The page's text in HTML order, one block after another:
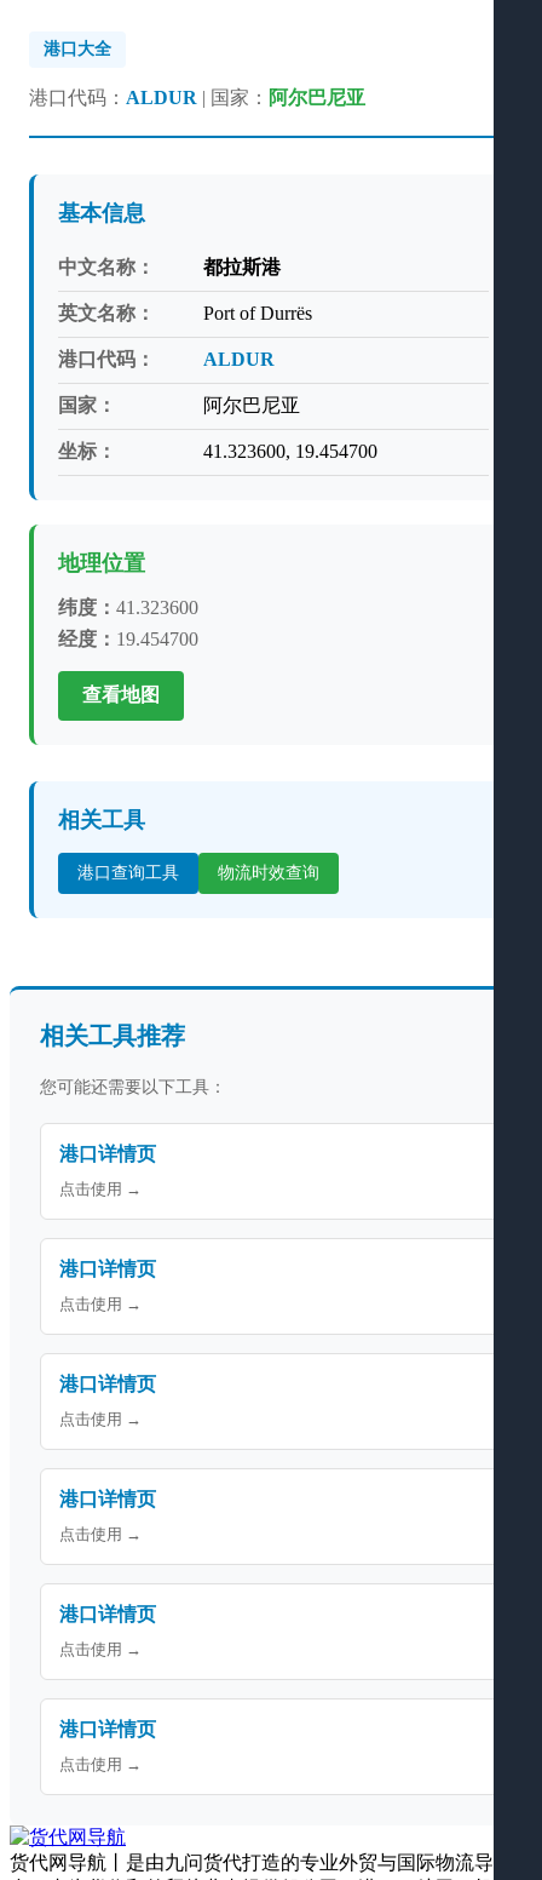
港口大全
港口代码： ALDUR | 国家： 阿尔巴尼亚
基本信息
中文名称： 都拉斯港
英文名称： Port of Durrës
港口代码： ALDUR
国家： 阿尔巴尼亚
坐标： 41.323600, 19.454700
地理位置
纬度： 41.323600
经度： 19.454700
查看地图
相关工具
港口查询工具 物流时效查询
相关工具推荐
您可能还需要以下工具：
港口详情页
点击使用 →
港口详情页
点击使用 →
港口详情页
点击使用 →
港口详情页
点击使用 →
港口详情页
点击使用 →
港口详情页
点击使用 →
货代网导航丨是由九问货代打造的专业外贸与国际物流导航平